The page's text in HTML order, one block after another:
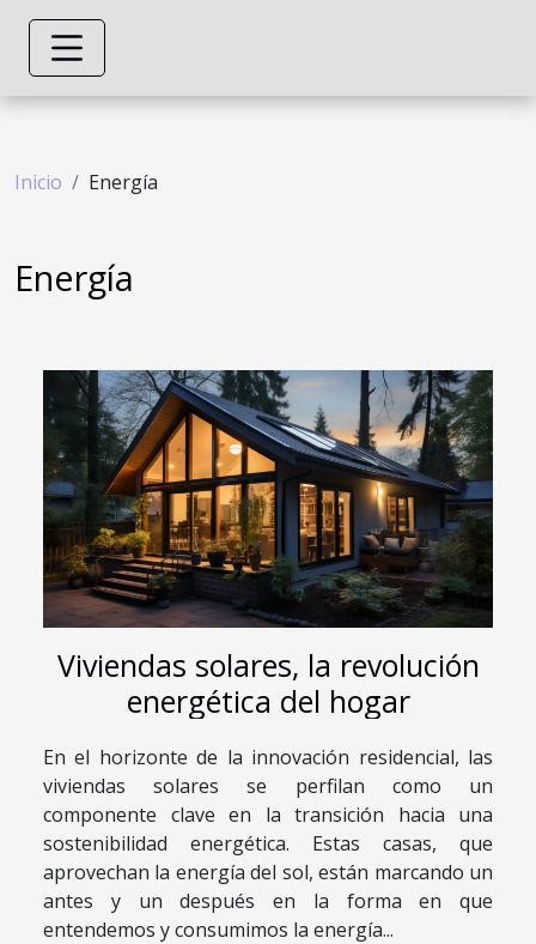
Inicio Energía
Energía
Viviendas solares, la revolución
energética del hogar
En el horizonte de la innovación residencial, las
viviendas solares se perfilan como un
componente clave en la transición hacia una
sostenibilidad energética. Estas casas, que
aprovechan la energía del sol, están marcando un
antes y un después en la forma en que
entendemos y consumimos la energía...